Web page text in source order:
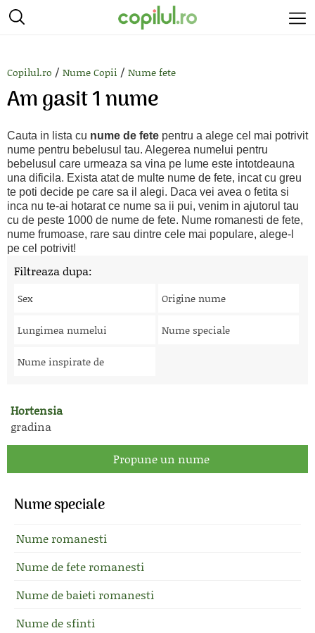
Copilul.ro / Nume Copii / Nume fete
Am gasit 1 nume
Cauta in lista cu nume de fete pentru a alege cel mai potrivit
nume pentru bebelusul tau. Alegerea numelui pentru
bebelusul care urmeaza sa vina pe lume este intotdeauna
una dificila. Exista atat de multe nume de fete, incat cu greu
te poti decide pe care sa il alegi. Daca vei avea o fetita si
inca nu te-ai hotarat ce nume sa ii pui, venim in ajutorul tau
cu de peste 1000 de nume de fete. Nume romanesti de fete,
nume frumoase, rare sau dintre cele mai populare, alege-l
pe cel potrivit!
Filtreaza dupa:
Sex Origine nume
Lungimea numelui Nume speciale
Nume inspirate de
Hortensia
gradina
Propune un nume
Nume speciale
Nume romanesti
Nume de fete romanesti
Nume de baieti romanesti
Nume de sfinti